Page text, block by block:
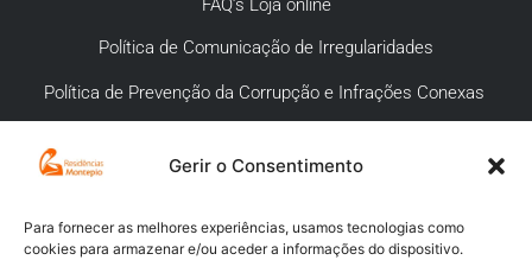
Gerir o Consentimento
Para fornecer as melhores experiências, usamos tecnologias como
cookies para armazenar e/ou aceder a informações do dispositivo.
FAQ’s Loja online
Política de Comunicação de Irregularidades
Política de Prevenção da Corrupção e Infrações Conexas
APOIO AO CLIENTE
Meios de pagamento